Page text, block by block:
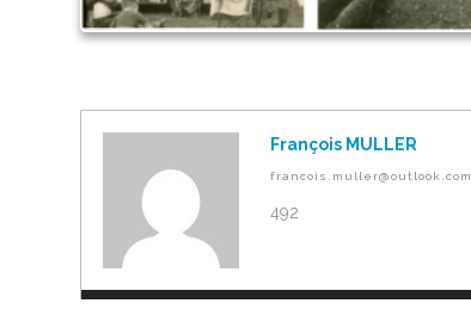
François MULLER
francois.muller@outlook.com
492